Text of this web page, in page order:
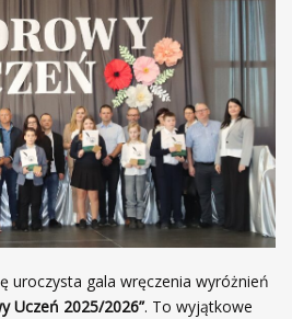
uroczysta gala wręczenia wyróżnień
Uczeń 2025/2026”. To wyjątkowe